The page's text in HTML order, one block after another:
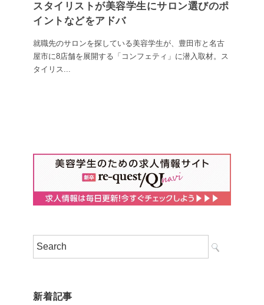
スタイリストが美容学生にサロン選びのポ
イントなどをアドバ
就職先のサロンを探している美容学生が、豊田市と名古
屋市に8店舗を展開する「コンフェティ」に潜入取材。ス
タイリス...
新着記事